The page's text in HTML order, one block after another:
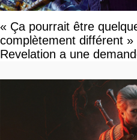
« Ça pourrait être
complètement différent
Revelation a une